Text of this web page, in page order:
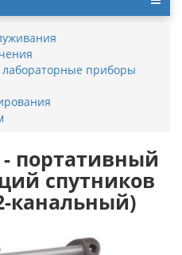
приборы
- портативный
спутников
канальный)